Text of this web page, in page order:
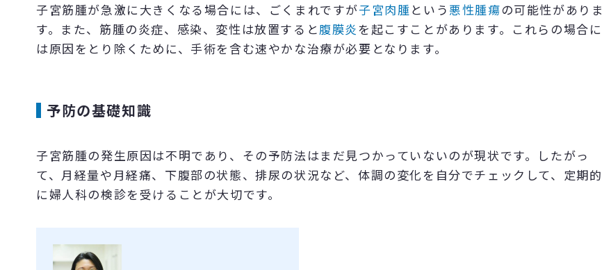
子宮筋腫が急激に大きくなる場合には、ごくまれですが子宮肉腫という 悪性腫瘍の可能性がありま
す。また、筋腫の炎症、感染、変性は放置すると腹膜炎を起こすことがあります。これらの場合に
は原因をとり除くために、手術を含む速やかな治療が必要となります。
予防の基礎知識
子宮筋腫の発生原因は不明であり、その予防法はまだ見つかっていないのが現状です。したがっ
て、月経量や月経痛、下腹部の状態、排尿の状況など、体調の変化を自分でチェックして、定期的
に婦人科の検診を受けることが大切です。